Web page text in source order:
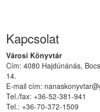
Kapcsolat
Városi Könyvtár
Cím: 4080 Hajdúnánás,
14.
E-mail cím:
Tel./fax: +36-52-381-941
Tel.: +36-70-372-1509